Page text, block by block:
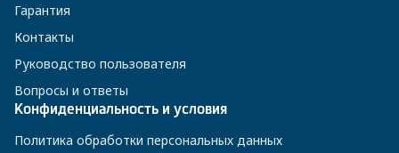
Гарантия
Контакты
Руководство пользователя
Вопросы и ответы
Конфиденциальность и условия
Политика обработки персональных данных